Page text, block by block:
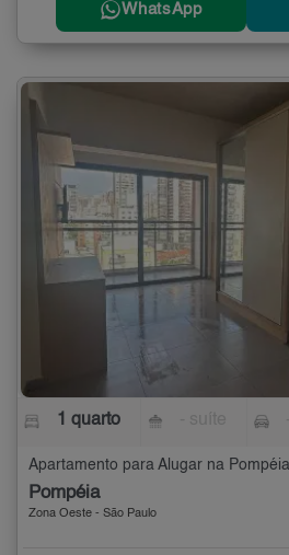
WhatsApp
1 quarto
Apartamento para Alugar na
Pompéia
Zona Oeste - São Paulo